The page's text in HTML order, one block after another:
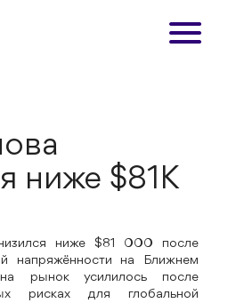
ниже $81K
ниже $81 000 после
напряжённости на Ближнем
рынок усилилось после
рисках для глобальной